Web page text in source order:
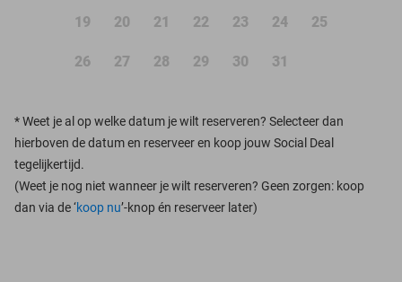
19 20 21 22 23 24 25
26 27 28 29 30 31
*Weet je al op welke datum je wilt reserveren? Selecteer dan
hierboven de datum en reserveer en koop jouw Social Deal
tegelijkertijd.
(Weet je nog niet wanneer je wilt reserveren? Geen zorgen: koop
dan via de ‘koop nu’-knop én reserveer later)